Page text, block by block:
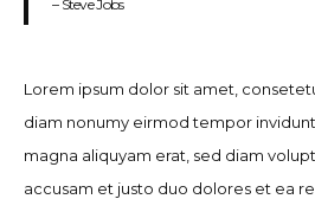
– Steve Jobs
Lorem ipsum dolor sit amet,
diam nonumy eirmod tempor
magna aliquyam erat, sed diam
accusam et justo duo dolores et ea